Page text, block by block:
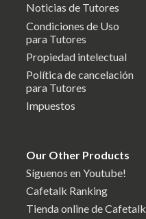
Noticias de Tutores
Condiciones de Uso
para Tutores
Propiedad intelectual
Política de cancelación
para Tutores
Impuestos
Our Other Products
Síguenos en Youtube!
Cafetalk Ranking
Tienda online de Cafetalk